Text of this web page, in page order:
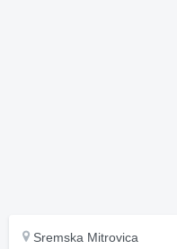
Sremska Mitrovica